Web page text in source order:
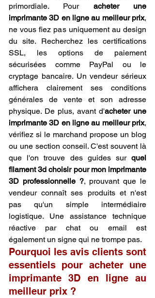
primordiale. Pour acheter une
imprimante 3D en ligne au meilleur prix,
ne vous fiez pas uniquement au design
du site. Recherchez les certifications
SSL, les options de paiement
sécurisées comme PayPal ou le
cryptage bancaire. Un vendeur sérieux
affichera clairement ses conditions
générales de vente et son adresse
physique. De plus, avant d'acheter une
imprimante 3D en ligne au meilleur prix,
vérifiez si le marchand propose un blog
ou une section conseil. C'est souvent là
que l'on trouve des guides sur quel
filament 3d choisir pour mon imprimante
3D professionnelle ?, prouvant que le
vendeur connaît ses produits et n'est
pas qu'un simple intermédiaire
logistique. Une assistance technique
réactive par chat ou email est
également un signe qui ne trompe pas.
Pourquoi les avis clients sont
essentiels pour acheter une
imprimante 3D en ligne au
meilleur prix ?